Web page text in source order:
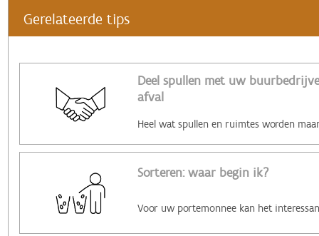
Gerelateerde tips
Deel spullen met uw
afval
Sorteren: waar begin ik?